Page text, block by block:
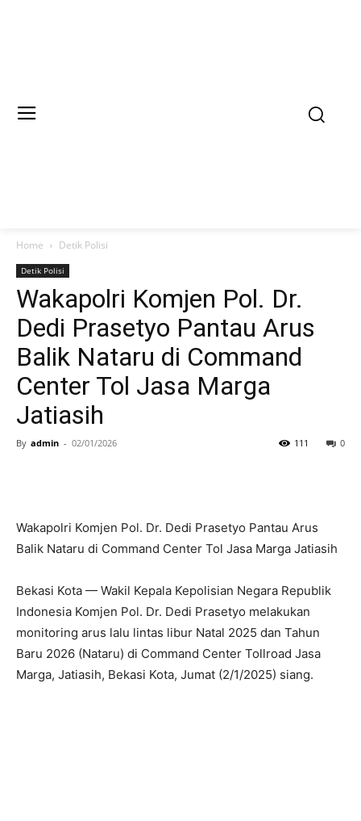
Home Detik Polisi
Detik Polisi
Wakapolri Komjen Pol. Dr.
Dedi Prasetyo Pantau Arus
Balik Nataru di Command
Center Tol Jasa Marga
Jatiasih
By admin - 02/01/2026 0
111
Wakapolri Komjen Pol. Dr. Dedi Prasetyo Pantau Arus
Balik Nataru di Command Center Tol Jasa Marga Jatiasih
Bekasi Kota — Wakil Kepala Kepolisian Negara Republik
Indonesia Komjen Pol. Dr. Dedi Prasetyo melakukan
monitoring arus lalu lintas libur Natal 2025 dan Tahun
Baru 2026 (Nataru) di Command Center Tollroad Jasa
Marga, Jatiasih, Bekasi Kota, Jumat (2/1/2025) siang.